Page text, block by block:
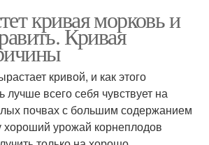
кривая морковь и
Кривая
кривой, и как этого
лучше всего себя чувствует на
почвах с большим содержанием
хороший урожай корнеплодов